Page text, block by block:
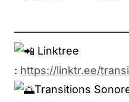
Linktree
: https://linktr.ee/
Transitions